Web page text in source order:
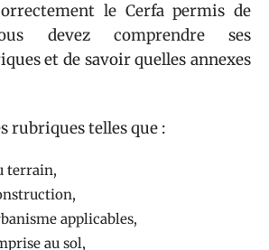
le Cerfa permis de
devez comprendre ses
et de savoir quelles annexes
rubriques telles que :
terrain,
applicables,
au sol,